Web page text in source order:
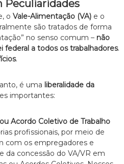
Peculiaridades
o Vale-Alimentação (VA)e o
são tratados de forma
no senso comum – não
federal a todos os trabalhadores.
.
é uma liberalidade da
importantes:
Acordo Coletivo de Trabalho
profissionais, por meio de
com os empregadores e
da concessão do VA/VR em